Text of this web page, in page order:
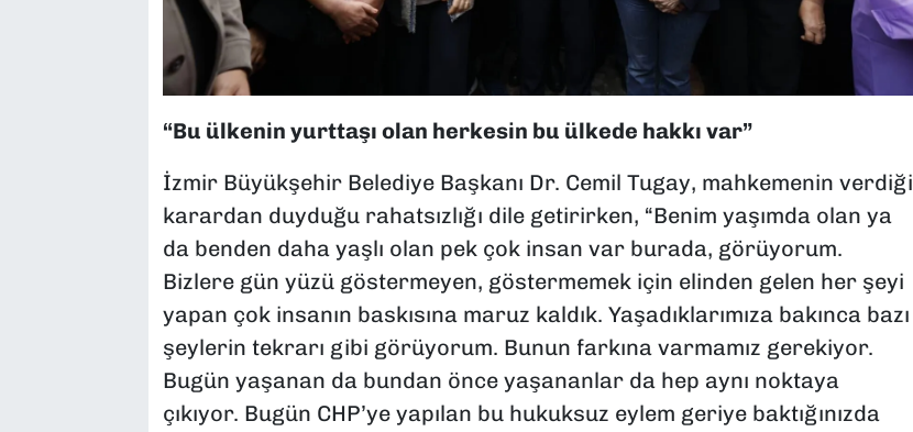
“Bu ülkenin yurttaşı olan herkesin bu ülkede hakkı var”
İzmir Büyükşehir Belediye Başkanı Dr. Cemil Tugay, mahkemenin verdiği
karardan duyduğu rahatsızlığı dile getirirken, “Benim yaşımda olan ya
da benden daha yaşlı olan pek çok insan var burada, görüyorum.
Bizlere gün yüzü göstermeyen, göstermemek için elinden gelen her şeyi
yapan çok insanın baskısına maruz kaldık. Yaşadıklarımıza bakınca bazı
şeylerin tekrarı gibi görüyorum. Bunun farkına varmamız gerekiyor.
Bugün yaşanan da bundan önce yaşananlar da hep aynı noktaya
çıkıyor. Bugün CHP’ye yapılan bu hukuksuz eylem geriye baktığınızda